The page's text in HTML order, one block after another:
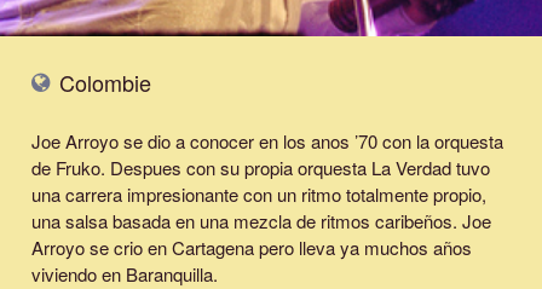
Colombie
Joe Arroyo se dio a conocer en los anos ’70 con la orquesta
de Fruko. Despues con su propia orquesta La Verdad tuvo
una carrera impresionante con un ritmo totalmente propio,
una salsa basada en una mezcla de ritmos caribeños. Joe
Arroyo se crio en Cartagena pero lleva ya muchos años
viviendo en Baranquilla.